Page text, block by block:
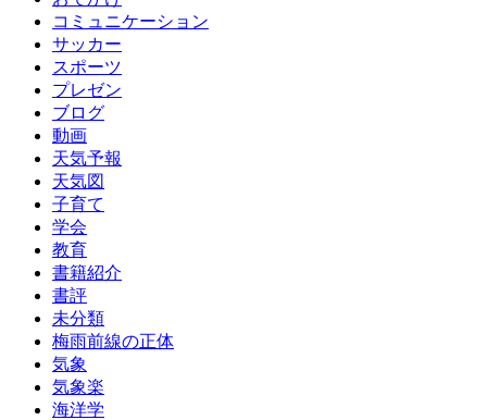
コミュニケーション
サッカー
スポーツ
プレゼン
ブログ
動画
天気予報
天気図
子育て
学会
教育
書籍紹介
書評
未分類
梅雨前線の正体
気象
気象楽
海洋学